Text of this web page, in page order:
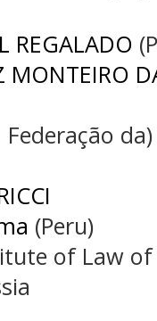
REGALADO
MONTEIRO
Federação da)
(Peru)
of Law of